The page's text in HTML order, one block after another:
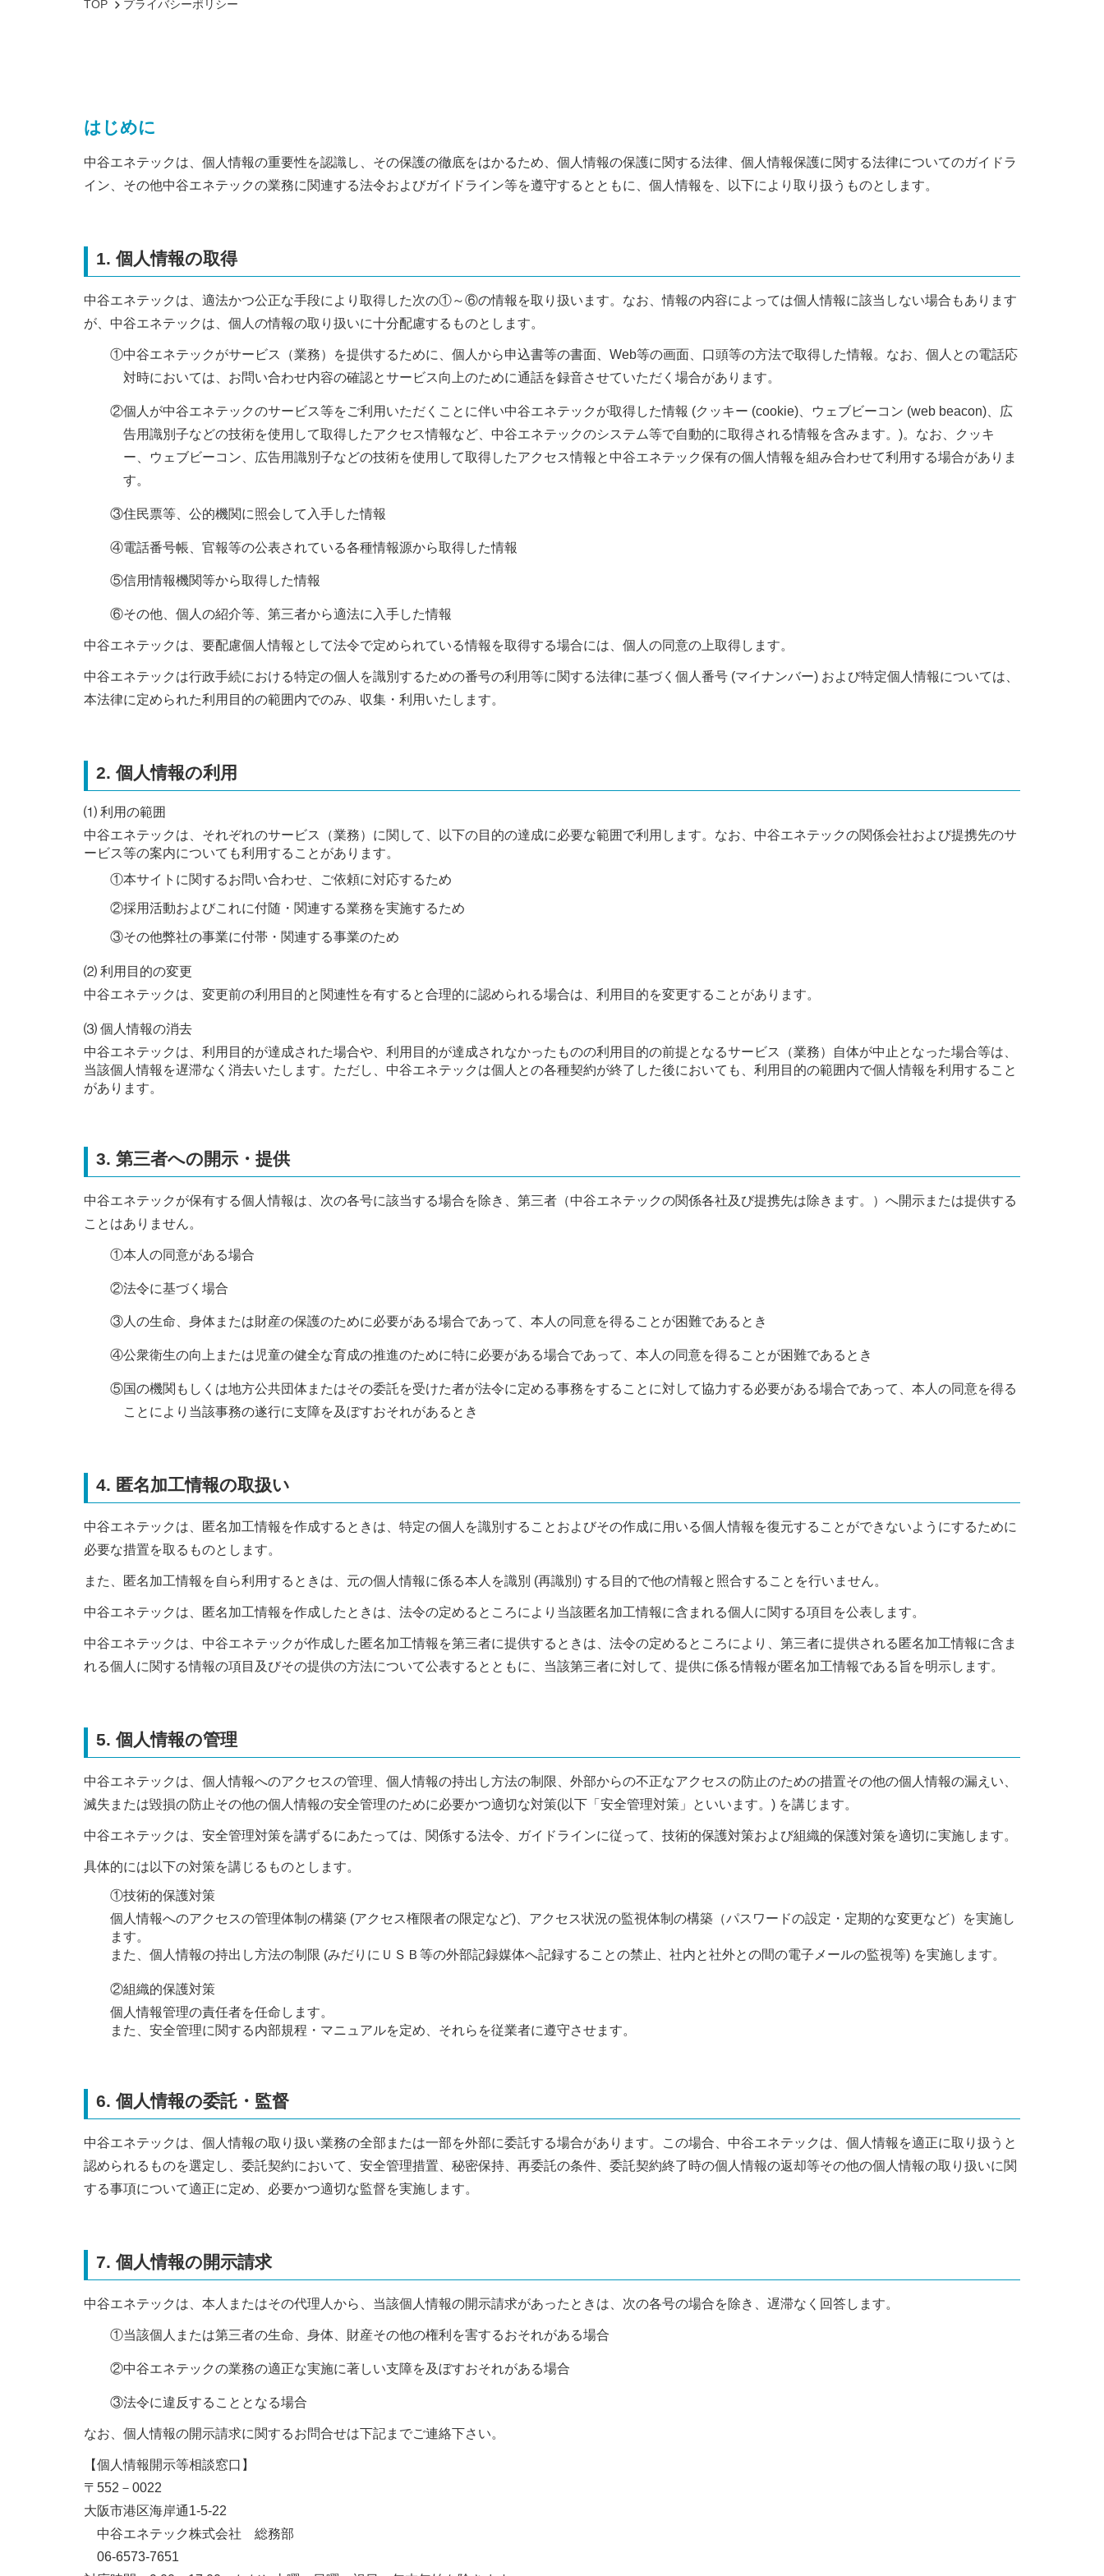
TOP プライバシーポリシー
はじめに
中谷エネテックは、個人情報の重要性を認識し、その保護の徹底をはかるため、個人情報の保護に関する法律、個人情報保護に関する法律についてのガイドラ
イン、その他中谷エネテックの業務に関連する法令およびガイドライン等を遵守するとともに、個人情報を、以下により取り扱うものとします。
1. 個人情報の取得
中谷エネテックは、適法かつ公正な手段により取得した次の①～⑥の情報を取り扱います。なお、情報の内容によっては個人情報に該当しない場合もあります
が、中谷エネテックは、個人の情報の取り扱いに十分配慮するものとします。
①中谷エネテックがサービス（業務）を提供するために、個人から申込書等の書面、Web等の画面、口頭等の方法で取得した情報。なお、個人との電話応
対時においては、お問い合わせ内容の確認とサービス向上のために通話を録音させていただく場合があります。
②個人が中谷エネテックのサービス等をご利用いただくことに伴い中谷エネテックが取得した情報 (クッキー (cookie)、ウェブビーコン (web beacon)、広
告用識別子などの技術を使用して取得したアクセス情報など、中谷エネテックのシステム等で自動的に取得される情報を含みます。)。なお、クッキ
ー、ウェブビーコン、広告用識別子などの技術を使用して取得したアクセス情報と中谷エネテック保有の個人情報を組み合わせて利用する場合がありま
す。
③住民票等、公的機関に照会して入手した情報
④電話番号帳、官報等の公表されている各種情報源から取得した情報
⑤信用情報機関等から取得した情報
⑥その他、個人の紹介等、第三者から適法に入手した情報
中谷エネテックは、要配慮個人情報として法令で定められている情報を取得する場合には、個人の同意の上取得します。
中谷エネテックは行政手続における特定の個人を識別するための番号の利用等に関する法律に基づく個人番号 (マイナンバー) および特定個人情報については、
本法律に定められた利用目的の範囲内でのみ、収集・利用いたします。
2. 個人情報の利用
⑴ 利用の範囲
中谷エネテックは、それぞれのサービス（業務）に関して、以下の目的の達成に必要な範囲で利用します。なお、中谷エネテックの関係会社および提携先のサ
ービス等の案内についても利用することがあります。
①本サイトに関するお問い合わせ、ご依頼に対応するため
②採用活動およびこれに付随・関連する業務を実施するため
③その他弊社の事業に付帯・関連する事業のため
⑵ 利用目的の変更
中谷エネテックは、変更前の利用目的と関連性を有すると合理的に認められる場合は、利用目的を変更することがあります。
⑶ 個人情報の消去
中谷エネテックは、利用目的が達成された場合や、利用目的が達成されなかったものの利用目的の前提となるサービス（業務）自体が中止となった場合等は、
当該個人情報を遅滞なく消去いたします。ただし、中谷エネテックは個人との各種契約が終了した後においても、利用目的の範囲内で個人情報を利用すること
があります。
3. 第三者への開示・提供
中谷エネテックが保有する個人情報は、次の各号に該当する場合を除き、第三者（中谷エネテックの関係各社及び提携先は除きます。）へ開示または提供する
ことはありません。
①本人の同意がある場合
②法令に基づく場合
③人の生命、身体または財産の保護のために必要がある場合であって、本人の同意を得ることが困難であるとき
④公衆衛生の向上または児童の健全な育成の推進のために特に必要がある場合であって、本人の同意を得ることが困難であるとき
⑤国の機関もしくは地方公共団体またはその委託を受けた者が法令に定める事務をすることに対して協力する必要がある場合であって、本人の同意を得る
ことにより当該事務の遂行に支障を及ぼすおそれがあるとき
4. 匿名加工情報の取扱い
中谷エネテックは、匿名加工情報を作成するときは、特定の個人を識別することおよびその作成に用いる個人情報を復元することができないようにするために
必要な措置を取るものとします。
また、匿名加工情報を自ら利用するときは、元の個人情報に係る本人を識別 (再識別) する目的で他の情報と照合することを行いません。
中谷エネテックは、匿名加工情報を作成したときは、法令の定めるところにより当該匿名加工情報に含まれる個人に関する項目を公表します。
中谷エネテックは、中谷エネテックが作成した匿名加工情報を第三者に提供するときは、法令の定めるところにより、第三者に提供される匿名加工情報に含ま
れる個人に関する情報の項目及びその提供の方法について公表するとともに、当該第三者に対して、提供に係る情報が匿名加工情報である旨を明示します。
5. 個人情報の管理
中谷エネテックは、個人情報へのアクセスの管理、個人情報の持出し方法の制限、外部からの不正なアクセスの防止のための措置その他の個人情報の漏えい、
滅失または毀損の防止その他の個人情報の安全管理のために必要かつ適切な対策(以下「安全管理対策」といいます。) を講じます。
中谷エネテックは、安全管理対策を講ずるにあたっては、関係する法令、ガイドラインに従って、技術的保護対策および組織的保護対策を適切に実施します。
具体的には以下の対策を講じるものとします。
①技術的保護対策
個人情報へのアクセスの管理体制の構築 (アクセス権限者の限定など)、アクセス状況の監視体制の構築（パスワードの設定・定期的な変更など）を実施し
ます。
また、個人情報の持出し方法の制限 (みだりにＵＳＢ等の外部記録媒体へ記録することの禁止、社内と社外との間の電子メールの監視等) を実施します。
②組織的保護対策
個人情報管理の責任者を任命します。
また、安全管理に関する内部規程・マニュアルを定め、それらを従業者に遵守させます。
6. 個人情報の委託・監督
中谷エネテックは、個人情報の取り扱い業務の全部または一部を外部に委託する場合があります。この場合、中谷エネテックは、個人情報を適正に取り扱うと
認められるものを選定し、委託契約において、安全管理措置、秘密保持、再委託の条件、委託契約終了時の個人情報の返却等その他の個人情報の取り扱いに関
する事項について適正に定め、必要かつ適切な監督を実施します。
7. 個人情報の開示請求
中谷エネテックは、本人またはその代理人から、当該個人情報の開示請求があったときは、次の各号の場合を除き、遅滞なく回答します。
①当該個人または第三者の生命、身体、財産その他の権利を害するおそれがある場合
②中谷エネテックの業務の適正な実施に著しい支障を及ぼすおそれがある場合
③法令に違反することとなる場合
なお、個人情報の開示請求に関するお問合せは下記までご連絡下さい。
【個人情報開示等相談窓口】
〒552－0022
大阪市港区海岸通1-5-22
中谷エネテック株式会社 総務部
06-6573-7651